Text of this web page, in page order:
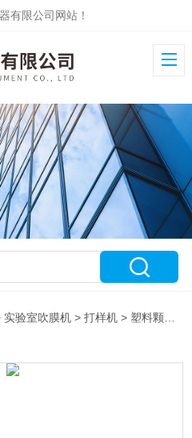
有限公司网站！
实验室吹膜机 >打样机 > 塑料颗粒打样机